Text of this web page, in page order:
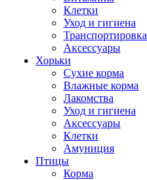
Клетки
Уход и гигиена
Транспортировка
Аксессуары
Хорьки
Сухие корма
Влажные корма
Лакомства
Уход и гигиена
Аксессуары
Клетки
Амуниция
Птицы
Корма